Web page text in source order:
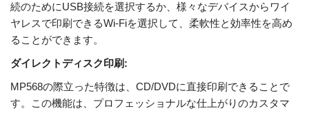
続のためにUSB接続を選択するか、様々なデバイスからワイ
ヤレスで印刷できるWi-Fiを選択して、柔軟性と効率性を高め
ることができます。
ダイレクトディスク印刷:
MP568の際立った特徴は、CD/DVDに直接印刷できることで
す。この機能は、プロフェッショナルな仕上がりのカスタマ